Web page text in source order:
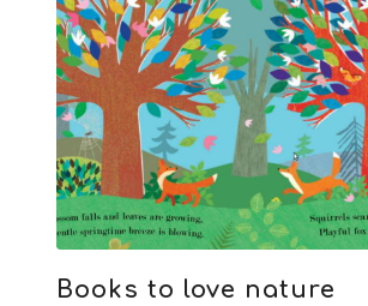
Books to love nature